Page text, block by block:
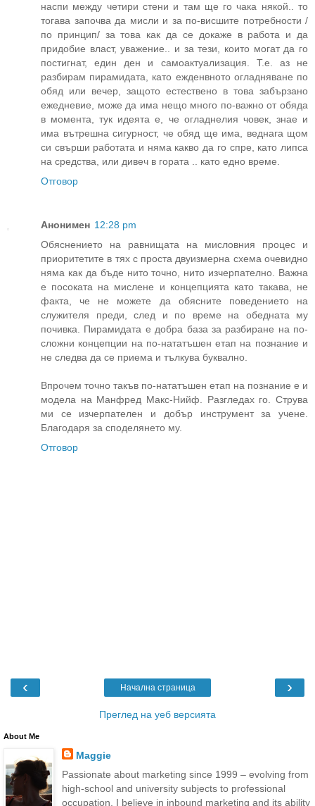
наспи между четири стени и там ще го чака някой.. то
тогава започва да мисли и за по-висшите потребности /
по принцип/ за това как да се докаже в работа и да
придобие власт, уважение.. и за тези, които могат да го
постигнат, един ден и самоактуализация. Т.е. аз не
разбирам пирамидата, като ежденвното огладняване по
обяд или вечер, защото естествено в това забързано
ежедневие, може да има нещо много по-важно от обяда
в момента, тук идеята е, че огладнелия човек, знае и
има вътрешна сигурност, че обяд ще има, веднага щом
си свърши работата и няма какво да го спре, като липса
на средства, или дивеч в гората .. като едно време.
Отговор
Анонимен 12:28 pm
Обяснението на равнищата на мисловния процес и
приоритетите в тях с проста двуизмерна схема очевидно
няма как да бъде нито точно, нито изчерпателно. Важна
е посоката на мислене и концепцията като такава, не
факта, че не можете да обясните поведението на
служителя преди, след и по време на обедната му
почивка. Пирамидата е добра база за разбиране на по-
сложни концепции на по-нататъшен етап на познание и
не следва да се приема и тълкува буквално.
Впрочем точно такъв по-нататъшен етап на познание е и
модела на Манфред Макс-Нийф. Разгледах го. Струва
ми се изчерпателен и добър инструмент за учене.
Благодаря за споделянето му.
Отговор
‹ ›
Начална страница
Преглед на уеб версията
About Me
Maggie
Passionate about marketing since 1999 – evolving from
high-school and university subjects to professional
occupation. I believe in inbound marketing and its ability